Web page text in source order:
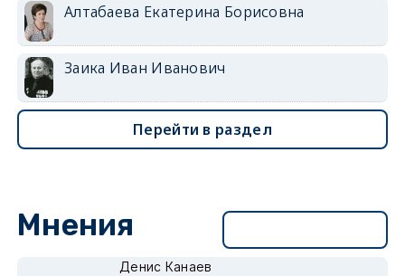
Алтабаева Екатерина Борисовна
Заика Иван Иванович
Перейти в раздел
Мнения
Денис Канаев